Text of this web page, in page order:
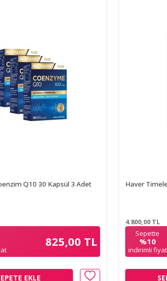
Q10 30 Kapsül 3 Adet
825,00 TL
EKLE
Haver
4.800,00TL
Sepette
%10
indirimli fiyat